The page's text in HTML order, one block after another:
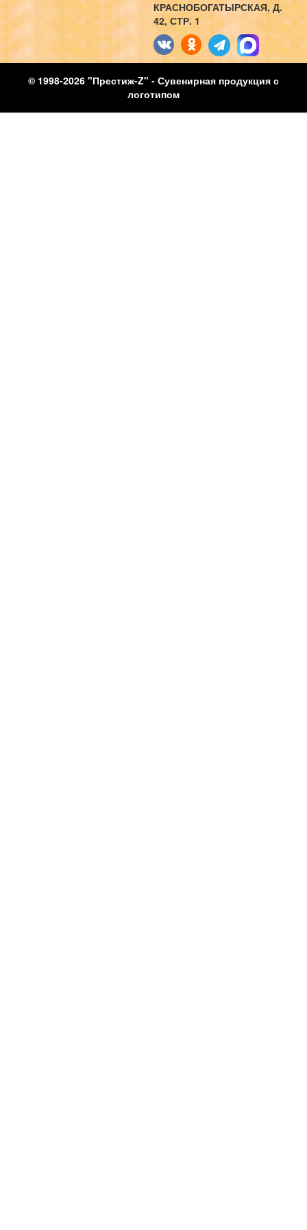
КРАСНОБОГАТЫРСКАЯ, Д.
42, СТР. 1
© 1998-2026 "Престиж-Z" - Сувенирная продукция с
логотипом